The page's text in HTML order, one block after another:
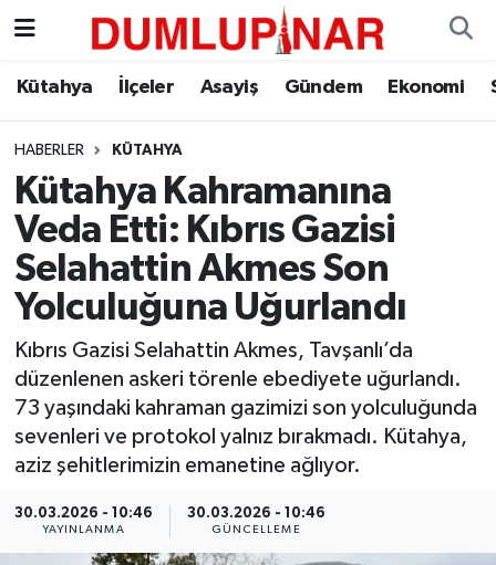
Kütahya İlçeler Asayiş Gündem Ekonomi
HABERLER KÜTAHYA
Kütahya Kahramanına
Veda Etti: Kıbrıs Gazisi
Selahattin Akmes Son
Yolculuğuna Uğurlandı
Kıbrıs Gazisi Selahattin Akmes, Tavşanlı’da
düzenlenen askeri törenle ebediyete uğurlandı.
73 yaşındaki kahraman gazimizi son yolculuğunda
sevenleri ve protokol yalnız bırakmadı. Kütahya,
aziz şehitlerimizin emanetine ağlıyor.
30.03.2026 - 10:46
YAYINLANMA
30.03.2026 - 10:46
GÜNCELLEME
Asayiş
Diğer
Dünya
Eğitim
Ekonomi
Emlak
Gündem
Haber
Kütahya Hava Durumu
Kütahya Trafik Yoğunluk Haritası
Süper Lig Puan Durumu ve Fikstür
Tüm Manşetler
Son Dakika Haberleri